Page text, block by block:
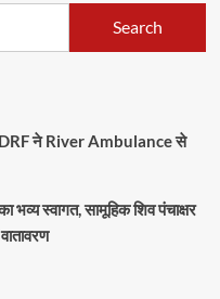
Search
SDRF ने River Ambulance से
भव्य स्वागत, सामूहिक शिव पंचाक्षर